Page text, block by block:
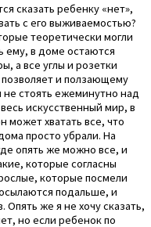
сказать ребенку «нет»,
с его выживаемостью?
теоретически могли
ему, в доме остаются
а все углы и розетки
позволяет и ползающему
стоять ежеминутно над
искусственный мир, в
может хватать все, что
просто убрали. На
опять же можно все, и
которые согласны
которые посмели
подальше, и
же я не хочу сказать,
но если ребенок по